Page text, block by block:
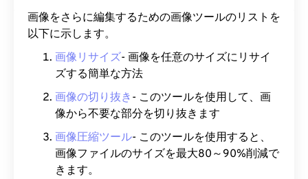
画像をさらに編集するための画像ツールのリストを
以下に示します。
画像リサイズ- 画像を任意のサイズにリサイ
ズする簡単な方法
画像の切り抜き - このツールを使用して、画
像から不要な部分を切り抜きます
画像圧縮ツール- このツールを使用すると、
画像ファイルのサイズを最大80～90%削減で
きます。